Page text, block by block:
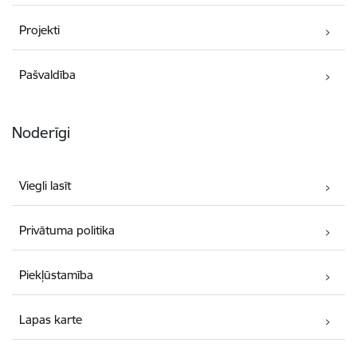
Projekti
Pašvaldība
Noderīgi
Viegli lasīt
Privātuma politika
Piekļūstamība
Lapas karte